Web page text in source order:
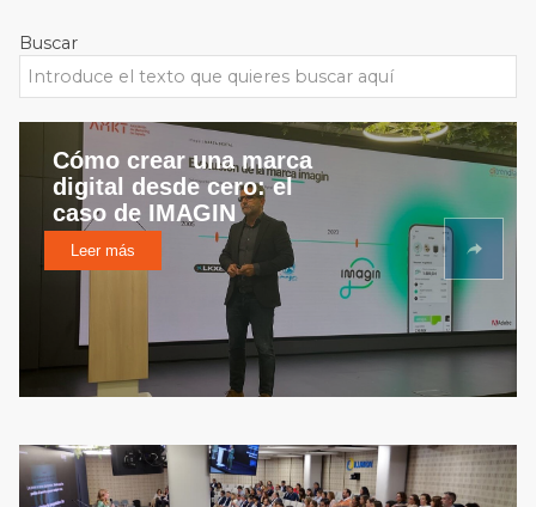
Buscar
Cómo crear una marca
digital desde cero: el
caso de IMAGIN
Leer más